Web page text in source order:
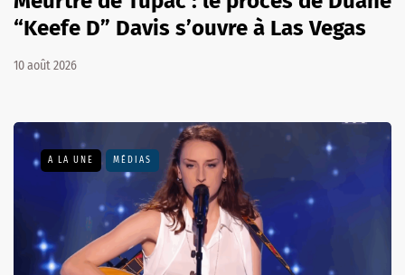
“Keefe D” Davis s’ouvre à Las Vegas
10 août 2026
A LA UNE MÉDIAS